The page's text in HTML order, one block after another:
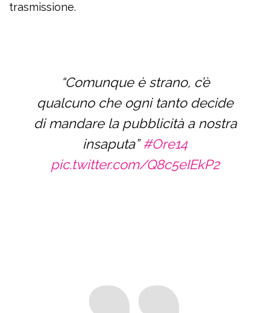
trasmissione.
“Comunque è strano, c’è
qualcuno che ogni tanto decide
di mandare la pubblicità a nostra
insaputa”#Ore14
pic.twitter.com/Q8c5eIEkP2